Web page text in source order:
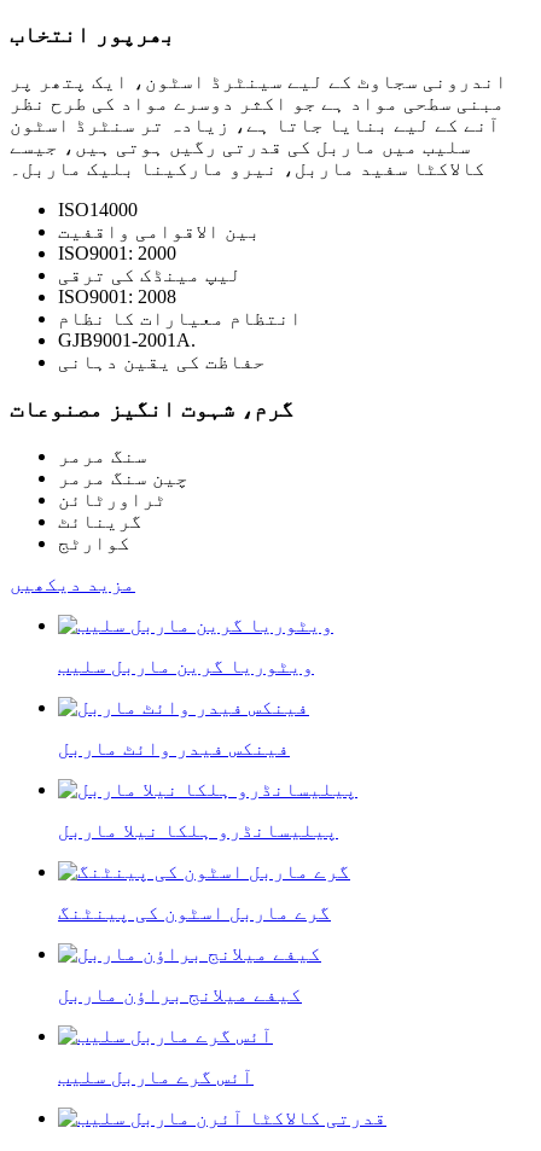
بھرپور انتخاب
اندرونی سجاوٹ کے لیے سینٹرڈ اسٹون، ایک پتھر پر
مبنی سطحی مواد ہے جو اکثر دوسرے مواد کی طرح نظر
آنے کے لیے بنایا جاتا ہے، زیادہ تر سنٹرڈ اسٹون
سلیب میں ماربل کی قدرتی رگیں ہوتی ہیں، جیسے
کالاکٹا سفید ماربل، نیرو مارکینا بلیک ماربل۔
ISO14000
بین الاقوامی واقفیت
ISO9001: 2000
لیپ مینڈک کی ترقی
ISO9001: 2008
انتظام معیارات کا نظام
GJB9001-2001A.
حفاظت کی یقین دہانی
گرم، شہوت انگیز مصنوعات
سنگ مرمر
چین سنگ مرمر
ٹراورٹائن
گرینائٹ
کوارٹج
مزید دیکھیں
ویٹوریا گرین ماربل سلیب
فینکس فیدر وائٹ ماربل
پیلیسانڈرو ہلکا نیلا ماربل
گرے ماربل اسٹون کی پینٹنگ
کیفے میلانج براؤن ماربل
آئس گرے ماربل سلیب